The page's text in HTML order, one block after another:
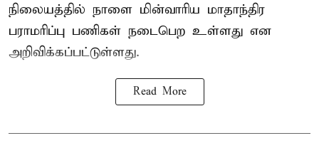
நிலையத்தில் நாளை மின்வாரிய மாதாந்திர
பராமரிப்பு பணிகள் நடைபெற உள்ளது என
அறிவிக்கப்பட்டுள்ளது.
Read More